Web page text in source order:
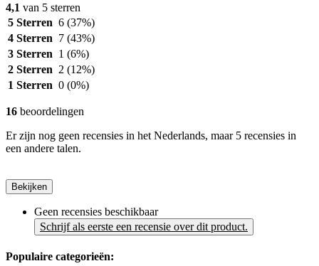
4,1 van 5 sterren
5 Sterren 6 (37%)
4 Sterren 7 (43%)
3 Sterren 1 (6%)
2 Sterren 2 (12%)
1 Sterren 0 (0%)
16 beoordelingen
Er zijn nog geen recensies in het Nederlands, maar 5 recensies in
een andere talen.
Bekijken
Geen recensies beschikbaar
Schrijf als eerste een recensie over dit product.
Populaire categorieën: